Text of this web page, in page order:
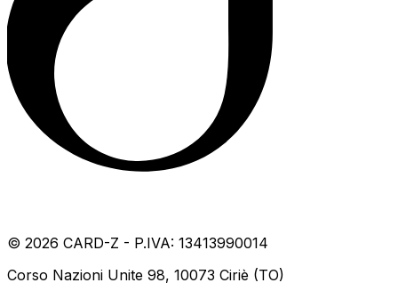
© 2026 CARD-Z - P.IVA: 13413990014
Corso Nazioni Unite 98, 10073 Ciriè (TO)